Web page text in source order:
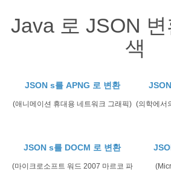
Java 로 JSON
색
JSON s를 APNG 로 변환
(애니메이션 휴대용 네트워크 그래픽) (의학에서
JSON s를 DOCM 로 변환
(마이크로소프트 워드 2007 마르코 파